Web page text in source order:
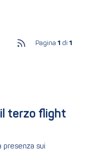
Pagina 1 di 1
il terzo flight
presenza sui